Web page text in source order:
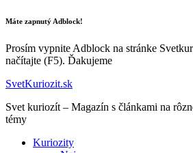
Máte zapnutý Adblock!
Prosím vypnite Adblock na stránke
načítajte (F5). Ďakujeme
SvetKuriozit.sk
Svet kuriozít – Magazín s článkami na
témy
Kuriozity